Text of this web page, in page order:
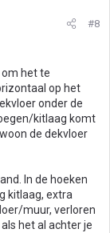
#8
om het te
op het
onder de
kitlaag komt
de dekvloer
In de hoeken
kitlaag, extra
muur, verloren
het al achter je